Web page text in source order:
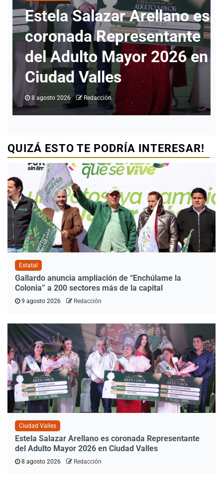
Policiaca
Ataque a balazos en
Tamuín deja un joven
muerto; tenía 20 años
8 agosto 2026 Redacción
QUIZÁ ESTO TE PODRÍA INTERESAR!
Estatal
Gallardo anuncia ampliación de “Enchúlame la
Colonia” a 200 sectores más de la capital
9 agosto 2026 Redacción
Ciudad Valles
Estela Salazar Arellano es coronada Representante
del Adulto Mayor 2026 en Ciudad Valles
8 agosto 2026 Redacción